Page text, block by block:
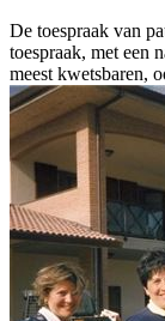
De toespraak van
toespraak, met een
meest kwetsbaren,